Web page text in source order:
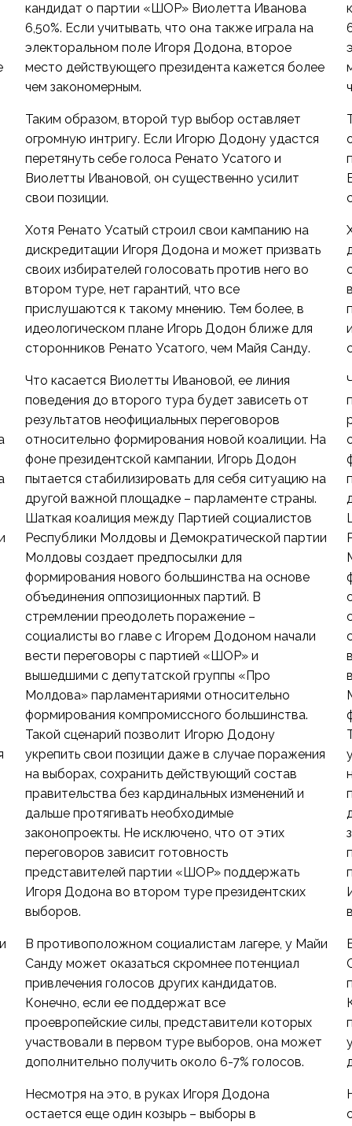
кандидат о партии «ШОР» Виолетта Иванова
6,50%. Если учитывать, что она также играла на
электоральном поле Игоря Додона, второе
место действующего президента кажется более
чем закономерным.
Таким образом, второй тур выбор оставляет
огромную интригу. Если Игорю Додону удастся
перетянуть себе голоса Ренато Усатого и
Виолетты Ивановой, он существенно усилит
свои позиции.
Хотя Ренато Усатый строил свои кампанию на
дискредитации Игоря Додона и может призвать
своих избирателей голосовать против него во
втором туре, нет гарантий, что все
прислушаются к такому мнению. Тем более, в
идеологическом плане Игорь Додон ближе для
сторонников Ренато Усатого, чем Майя Санду.
Что касается Виолетты Ивановой, ее линия
поведения до второго тура будет зависеть от
результатов неофициальных переговоров
относительно формирования новой коалиции. На
фоне президентской кампании, Игорь Додон
пытается стабилизировать для себя ситуацию на
другой важной площадке – парламенте страны.
Шаткая коалиция между Партией социалистов
Республики Молдовы и Демократической партии
Молдовы создает предпосылки для
формирования нового большинства на основе
объединения оппозиционных партий. В
стремлении преодолеть поражение –
социалисты во главе с Игорем Додоном начали
вести переговоры с партией «ШОР» и
вышедшими с депутатской группы «Про
Молдова» парламентариями относительно
формирования компромиссного большинства.
Такой сценарий позволит Игорю Додону
укрепить свои позиции даже в случае поражения
на выборах, сохранить действующий состав
правительства без кардинальных изменений и
дальше протягивать необходимые
законопроекты. Не исключено, что от этих
переговоров зависит готовность
представителей партии «ШОР» поддержать
Игоря Додона во втором туре президентских
выборов.
В противоположном социалистам лагере, у Майи
Санду может оказаться скромнее потенциал
привлечения голосов других кандидатов.
Конечно, если ее поддержат все
проевропейские силы, представители которых
участвовали в первом туре выборов, она может
дополнительно получить около 6-7% голосов.
Несмотря на это, в руках Игоря Додона
остается еще один козырь – выборы в